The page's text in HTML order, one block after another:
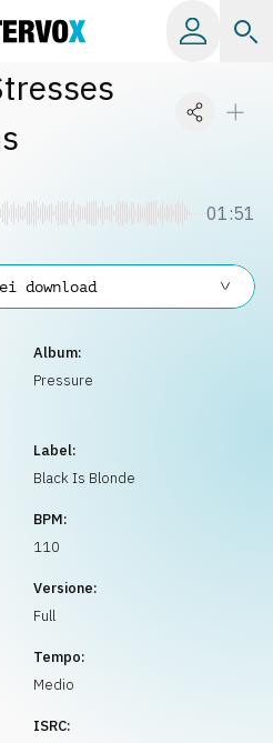
01:51
Album:
Pressure
Label:
Black Is Blonde
BPM:
110
Versione:
Full
Tempo:
Medio
ISRC:
download